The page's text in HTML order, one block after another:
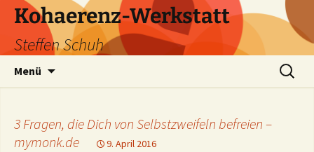
Zum
Inhalt
springen
Kohaerenz-Werkstatt
Steffen Schuh
Menü
Suchen
nach:
3 Fragen, die Dich von Selbstzweifeln befreien –
mymonk.de
9. April 2016